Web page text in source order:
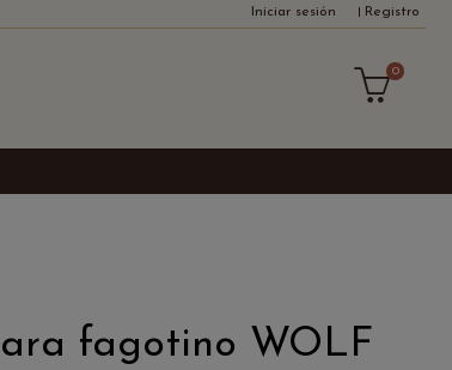
Iniciar sesión Registro
0
fagotino WOLF